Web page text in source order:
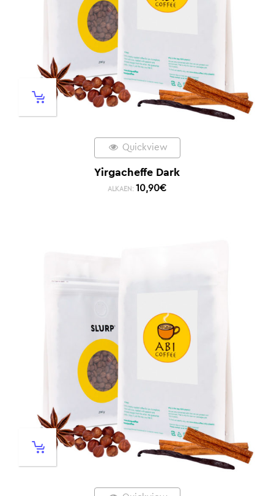
Quickview
Yirgacheffe Dark
ALKAEN: 10,90€